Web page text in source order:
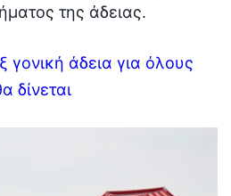
της άδειας.
γονική άδεια για όλους
δίνεται